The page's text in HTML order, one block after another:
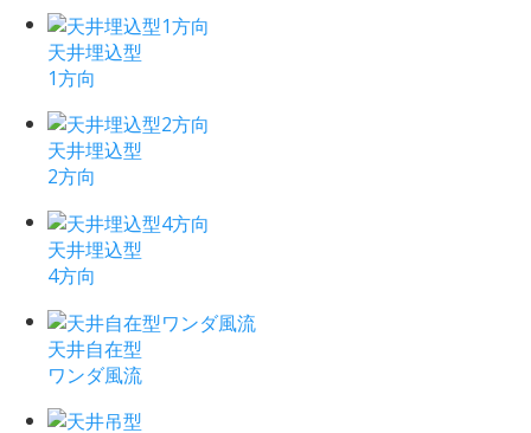
天井埋込型
1方向
天井埋込型
2方向
天井埋込型
4方向
天井自在型
ワンダ風流